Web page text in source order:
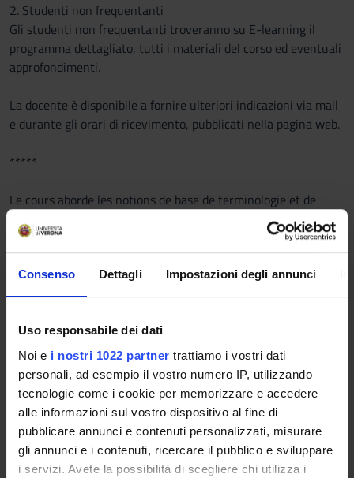
Consenso Dettagli Impostazioni degli annunci
Uso responsabile dei dati
Noi e i nostri 1022 partner trattiamo i vostri dati
personali, ad esempio il vostro numero IP, utilizzando
tecnologie come i cookie per memorizzare e accedere
alle informazioni sul vostro dispositivo al fine di
pubblicare annunci e contenuti personalizzati, misurare
gli annunci e i contenuti, ricercare il pubblico e sviluppare
i servizi. Avete la possibilità di scegliere chi utilizza i
2. Studenti non frequentanti
Gli studenti non frequentanti troveranno su E-learning il
programma dettagliato, tutti i materiali del corso ed eventuali
approfondimenti.
La docente è disponibile a fornire ulteriori indicazioni via mail
e durante gli orari di ricevimento, pubblicati nella pagina web.
*****
Le cours aborde les notions de base de terminologie et de
terminographie en relation avec la traduction spécialisée dans
les domaines du tourisme et du commerce international.
Les notions présentées sont les suivantes: les théories de la
terminologie, surtout dans le contexte francophone; le terme;
le domaine; la définition; le corpus; les théories de la
traductions; la recherche des équivalents.
Des activités pratiques seront proposées, par exemple la
rédaction de fiches terminologiques français-italien et la
traduction de textes concernant le tourisme et le commerce
international.
Langue du cours: Français.